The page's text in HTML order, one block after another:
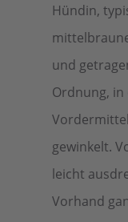
Hündin,
und
Ordnung,
gewinkelt.
leicht
Vorhand